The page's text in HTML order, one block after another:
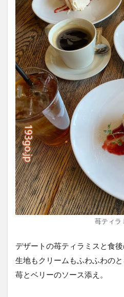
苺ティラ
デザートの苺ティラミスと食後
生地もクリームもふわふわの
苺とベリーのソース添え。